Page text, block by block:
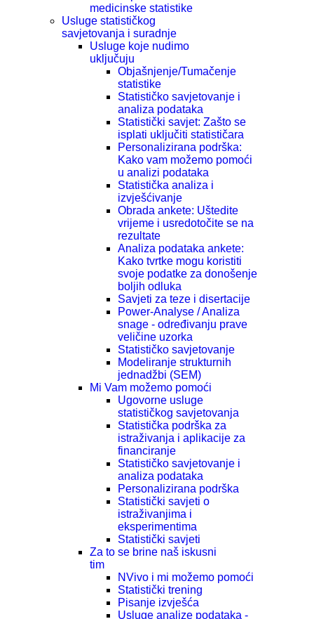
medicinske statistike
Usluge statističkog
savjetovanja i suradnje
Usluge koje nudimo
uključuju
Objašnjenje/Tumačenje
statistike
Statističko savjetovanje i
analiza podataka
Statistički savjet: Zašto se
isplati uključiti statističara
Personalizirana podrška:
Kako vam možemo pomoći
u analizi podataka
Statistička analiza i
izvješćivanje
Obrada ankete: Uštedite
vrijeme i usredotočite se na
rezultate
Analiza podataka ankete:
Kako tvrtke mogu koristiti
svoje podatke za donošenje
boljih odluka
Savjeti za teze i disertacije
Power-Analyse / Analiza
snage - određivanju prave
veličine uzorka
Statističko savjetovanje
Modeliranje strukturnih
jednadžbi (SEM)
Mi Vam možemo pomoći
Ugovorne usluge
statističkog savjetovanja
Statistička podrška za
istraživanja i aplikacije za
financiranje
Statističko savjetovanje i
analiza podataka
Personalizirana podrška
Statistički savjeti o
istraživanjima i
eksperimentima
Statistički savjeti
Za to se brine naš iskusni
tim
NVivo i mi možemo pomoći
Statistički trening
Pisanje izvješća
Usluge analize podataka -